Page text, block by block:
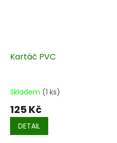
Kartáč PVC
Skladem (1 ks)
125 Kč
DETAIL